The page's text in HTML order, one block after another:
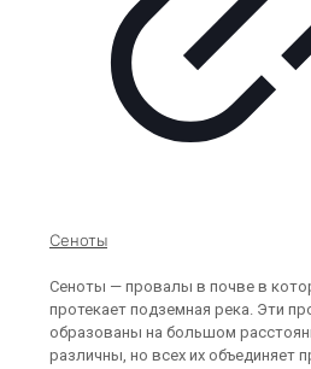
Сеноты
Сеноты — провалы в почве в
протекает подземная река. Эти
образованы на большом
различны, но всех их объединяет